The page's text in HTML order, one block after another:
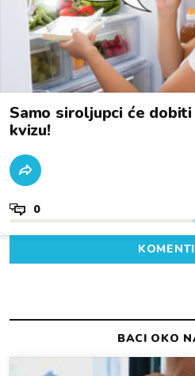
Samo siroljupci će
kvizu!
0